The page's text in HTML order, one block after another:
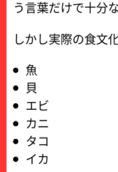
う言葉だけで十分
しかし実際の食文化
魚
貝
エビ
カニ
タコ
イカ